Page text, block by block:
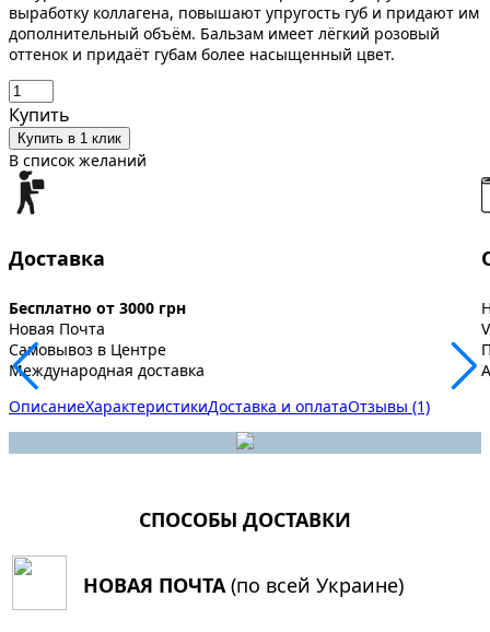
выработку коллагена, повышают упругость губ и придают им
дополнительный объём. Бальзам имеет лёгкий розовый
оттенок и придаёт губам более насыщенный цвет.
Купить
Купить в 1 клик
В список желаний
Доставка
Бесплатно от 3000 грн
Новая Почта
Самовывоз в Центре
Международная доставка
ОписаниеХарактеристикиДоставка и оплатаОтзывы (1)
СПОСОБЫ ДОСТАВКИ
НОВАЯ ПОЧТА(по всей Украине)